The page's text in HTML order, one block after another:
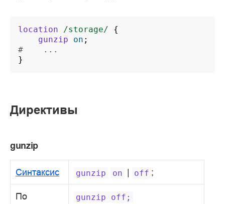
location /storage/
{
gunzip
on ;
#    ...
}
Директивы
gunzip
Синтаксис gunzip on | off ;
По
gunzip off;